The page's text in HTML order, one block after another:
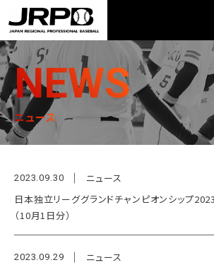
TOP >ニュース
NEWS
ニュース
2023.09.30
ニュース
日本独立リーググランドチャンピオンシップ
（10月1日分）
2023.09.29
ニュース